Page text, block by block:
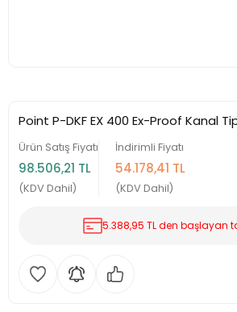
Point P-DKF EX 400 Ex-Proof Kanal
İndirimli Fiyatı
54.178,41 TL
(KDV Dahil)
Ürün Satış Fiyatı
98.506,21 TL
(KDV Dahil)
5.388,95 TL den başlayan